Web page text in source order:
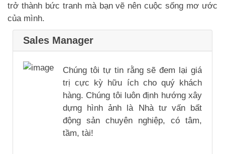
trở thành bức tranh mà bạn vẽ nên cuộc sống mơ ước
của mình.
Sales Manager
Chúng tôi tự tin rằng sẽ đem lại giá
trị cực kỳ hữu ích cho quý khách
hàng. Chúng tôi luôn định hướng xây
dựng hình ảnh là Nhà tư vấn bất
động sản chuyên nghiệp, có tâm,
tầm, tài!